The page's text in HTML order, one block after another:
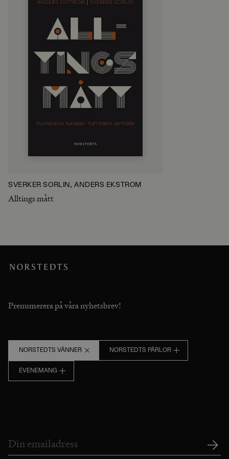
SVERKER SÖRLIN, ANDERS EKSTRÖM
Alltings mått
Prenumerera på våra nyhetsbrev!
NORSTEDTS VÄNNER NORSTEDTS PÄRLOR
EVENEMANG